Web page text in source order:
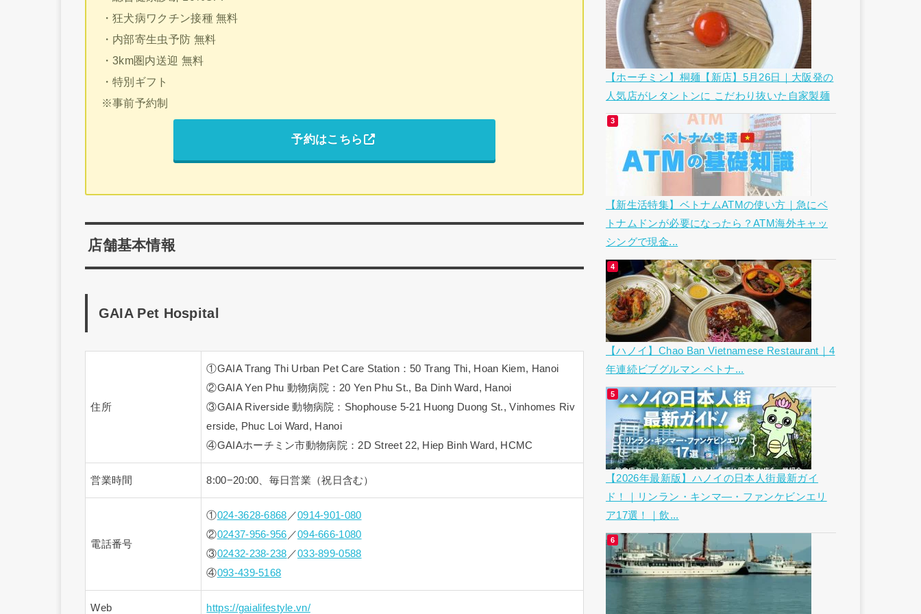
・狂犬病ワクチン接種 無料
・内部寄生虫予防 無料
・3km圏内送迎 無料
・特別ギフト
※事前予約制
予約はこちら
店舗基本情報
GAIA Pet Hospital
住所
①GAIA Trang Thi Urban Pet Care Station：50 Trang Thi, Hoan Kiem, Hanoi
②GAIA Yen Phu 動物病院：20 Yen Phu St., Ba Dinh Ward, Hanoi
③GAIA Riverside 動物病院：Shophouse 5-21 Huong Duong St., Vinhomes Riv
erside, Phuc Loi Ward, Hanoi
④GAIAホーチミン市動物病院：2D Street 22, Hiep Binh Ward, HCMC
営業時間 8:00−20:00、毎日営業（祝日含む）
電話番号
①024-3628-6868 ／0914-901-080
②02437-956-956 ／094-666-1080
③02432-238-238 ／033-899-0588
④093-439-5168
Web https://gaialifestyle.vn/
【ホーチミン】桐麺【新店】5月26日｜大阪発の
人気店がレタントンに こだわり抜いた自家製麺
【新生活特集】ベトナムATMの使い方｜急にベ
トナムドンが必要になったら？ATM海外キャッ
シングで現金...
【ハノイ】Chao Ban Vietnamese Restaurant｜4
年連続ビブグルマン ベトナ...
【2026年最新版】ハノイの日本人街最新ガイ
ド！｜リンラン・キンマ―・ファンケビンエリ
ア17選！｜飲...